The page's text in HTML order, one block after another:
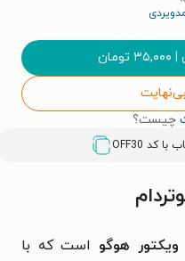
| ۳۵,۰۰۰ تومان
چیست؟
OFF30
ویکتور هوگو است که با